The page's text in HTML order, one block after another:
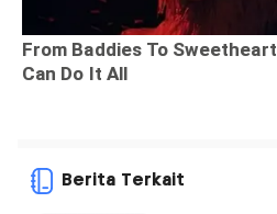
Berita Terkait